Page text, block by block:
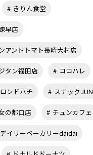
きりん食堂
早店
アンドトマト長崎大村店
タン福田店 ココハレ
ンドハチ スナックJUN
の都口店 チュンカフェ
デイリーベーカリーdaidai